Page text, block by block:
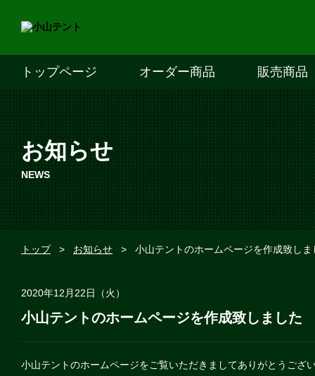
トップページ オーダー商品 販売商品
お知らせ
NEWS
トップ > お知らせ > 小山テントのホームページを作成致しま
2020年12月22日（火）
小山テントのホームページを作成致しました
小山テントのホームページをご覧いただきましてありがとうござ